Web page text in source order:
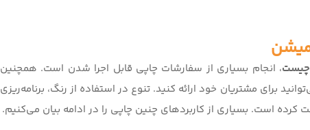
چیست، انجام بسیاری از سفارشات چاپی قابل اجرا شدن است. همچنین
برای مشتریان خود ارائه کنید. تنوع در استفاده از رنگ، برنامه‌ریزی
کرده است. بسیاری از کاربردهای چنین چاپی را در ادامه بیان می‌کنیم.